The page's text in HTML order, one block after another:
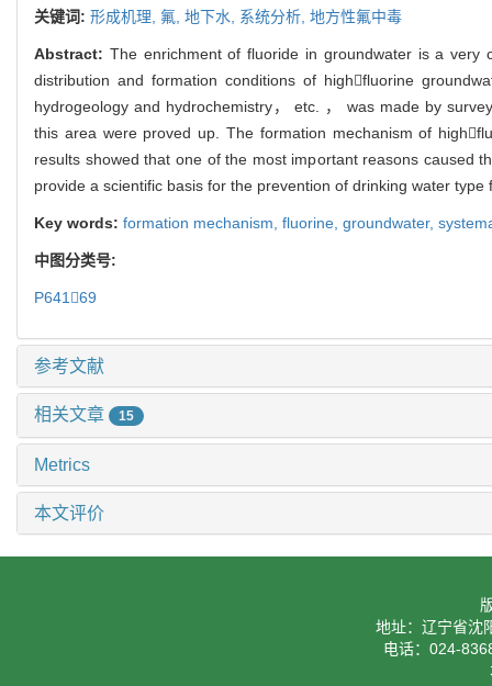
关键词: 形成机理, 氟, 地下水, 系统分析, 地方性氟中毒
Abstract: The enrichment of fluoride in groundwater is a very
distribution and formation conditions of highfluorine
hydrogeology and hydrochemistry， etc. ， was made by
this area were proved up. The formation mechanism of
results showed that one of the most important reasons caused
provide a scientific basis for the prevention of drinking water
Key words: formation mechanism, fluorine, groundwater,
中图分类号:
P64169
参考文献
相关文章 15
Metrics
本文评价
地址：辽宁省沈
电话：024-